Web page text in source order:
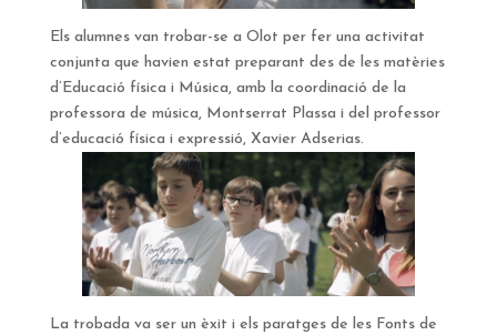
Els alumnes van trobar-se a Olot per fer una activitat
conjunta que havien estat preparant des de les matèries
d’Educació física i Música, amb la coordinació de la
professora de música, Montserrat Plassa i del professor
d’educació física i expressió, Xavier Adserias.
La trobada va ser un èxit i els paratges de les Fonts de